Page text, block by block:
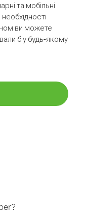
та мобільні
ви можете
б у будь-якому